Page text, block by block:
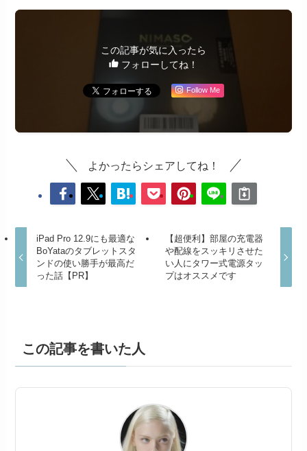
この記事が気に入ったら
フォローしてね！
Follow Me
よかったらシェアしてね！
iPad Pro 12.9にも最適な
BoYataのタブレットスタ
ンドの使い勝手が最高だ
った話【PR】
【超便利】部屋の充電器
や配線をスッキリさせた
い人にタワー式電源タッ
プはオススメです
この記事を書いた人